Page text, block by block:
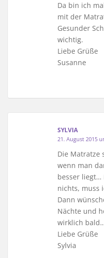
Da bin ich
mit der
Gesunder
wichtig.
Liebe Grüße
Susanne
SYLVIA
21. August 2015
Die Matratze
wenn man
besser liegt…
nichts, muss
Dann
Nächte und
wirklich
Liebe Grüße
Sylvia